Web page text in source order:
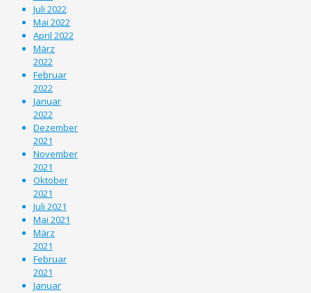
Juli 2022
Mai 2022
April 2022
März
2022
Februar
2022
Januar
2022
Dezember
2021
November
2021
Oktober
2021
Juli 2021
Mai 2021
März
2021
Februar
2021
Januar